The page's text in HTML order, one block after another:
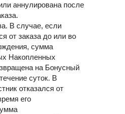
аннулирована после
В случае, если
от заказа до или во
сумма
Накопленных
на Бонусный
суток. В
отказался от
его